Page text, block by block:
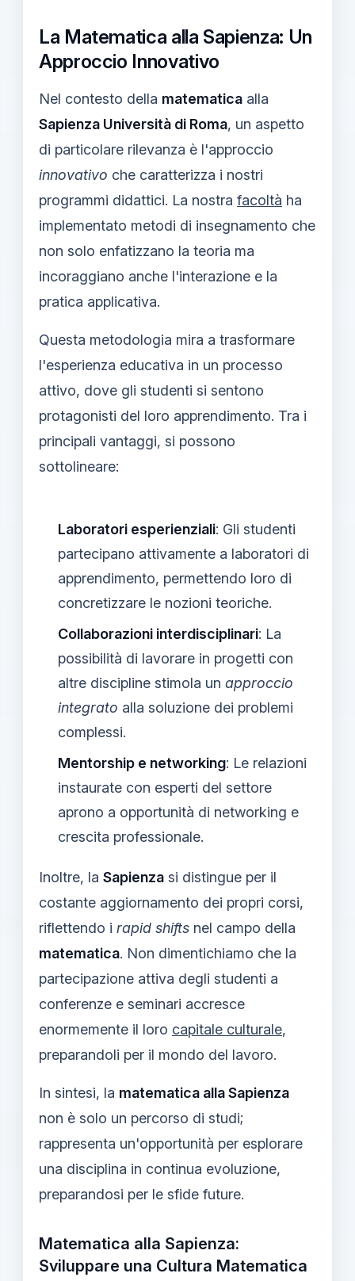
La Matematica alla Sapienza: Un
Approccio Innovativo
Nel contesto della matematica alla
Sapienza Università di Roma, un aspetto
di particolare rilevanza è l'approccio
innovativo che caratterizza i nostri
programmi didattici. La nostra facoltà ha
implementato metodi di insegnamento che
non solo enfatizzano la teoria ma
incoraggiano anche l'interazione e la
pratica applicativa.
Questa metodologia mira a trasformare
l'esperienza educativa in un processo
attivo, dove gli studenti si sentono
protagonisti del loro apprendimento. Tra i
principali vantaggi, si possono
sottolineare:
Laboratori esperienziali: Gli studenti
partecipano attivamente a laboratori di
apprendimento, permettendo loro di
concretizzare le nozioni teoriche.
Collaborazioni interdisciplinari: La
possibilità di lavorare in progetti con
altre discipline stimola un approccio
integrato alla soluzione dei problemi
complessi.
Mentorship e networking: Le relazioni
instaurate con esperti del settore
aprono a opportunità di networking e
crescita professionale.
Inoltre, la Sapienza si distingue per il
costante aggiornamento dei propri corsi,
riflettendo i rapid shifts nel campo della
matematica. Non dimentichiamo che la
partecipazione attiva degli studenti a
conferenze e seminari accresce
enormemente il loro capitale culturale,
preparandoli per il mondo del lavoro.
In sintesi, la matematica alla Sapienza
non è solo un percorso di studi;
rappresenta un'opportunità per esplorare
una disciplina in continua evoluzione,
preparandosi per le sfide future.
Matematica alla Sapienza:
Sviluppare una Cultura Matematica